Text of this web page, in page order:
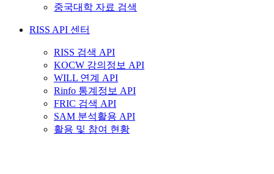
중국대학 자료 검색
RISS API 센터
RISS 검색 API
KOCW 강의정보 API
WILL 연계 API
Rinfo 통계정보 API
FRIC 검색 API
SAM 분석활용 API
활용 및 참여 현황